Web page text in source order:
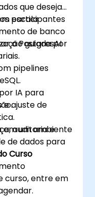
que desejam
escala
de banco
guiada por
participantes
o PostgresAI
pipelines
IA para
e ajuste de
auditoria e
de dados para
um ambiente
Curso
curso, entre em